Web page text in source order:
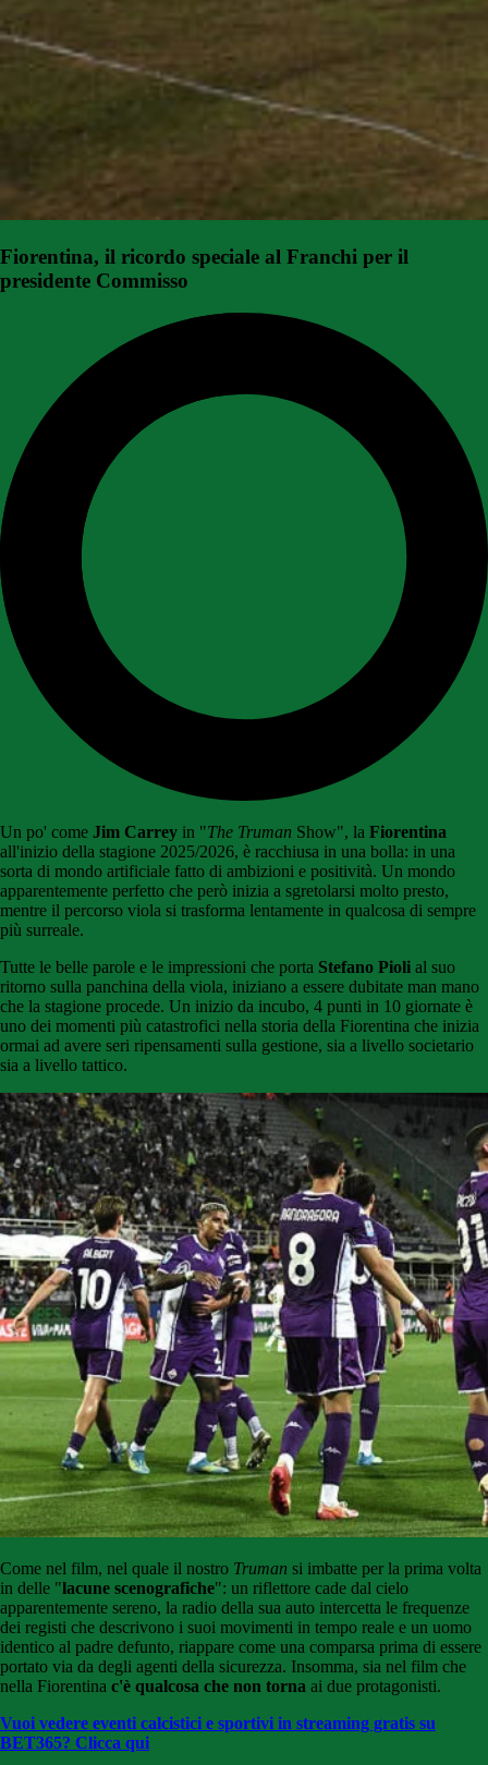
Fiorentina, il ricordo speciale al Franchi per il
presidente Commisso
Un po' come Jim Carrey in "The Truman Show", la Fiorentina
all'inizio della stagione 2025/2026, è racchiusa in una bolla: in una
sorta di mondo artificiale fatto di ambizioni e positività. Un mondo
apparentemente perfetto che però inizia a sgretolarsi molto presto,
mentre il percorso viola si trasforma lentamente in qualcosa di sempre
più surreale.
Tutte le belle parole e le impressioni che porta Stefano Pioli al suo
ritorno sulla panchina della viola, iniziano a essere dubitate man mano
che la stagione procede. Un inizio da incubo, 4 punti in 10 giornate è
uno dei momenti più catastrofici nella storia della Fiorentina che inizia
ormai ad avere seri ripensamenti sulla gestione, sia a livello societario
sia a livello tattico.
Come nel film, nel quale il nostro Truman si imbatte per la prima volta
in delle "lacune scenografiche": un riflettore cade dal cielo
apparentemente sereno, la radio della sua auto intercetta le frequenze
dei registi che descrivono i suoi movimenti in tempo reale e un uomo
identico al padre defunto, riappare come una comparsa prima di essere
portato via da degli agenti della sicurezza. Insomma, sia nel film che
nella Fiorentina c'è qualcosa che non torna ai due protagonisti.
Vuoi vedere eventi calcistici e sportivi in streaming gratis su
BET365? Clicca qui